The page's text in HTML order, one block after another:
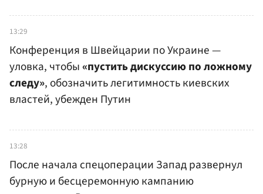
13:29
Конференция в Швейцарии по Украине —
уловка, чтобы «пустить дискуссию по ложному
следу», обозначить легитимность киевских
властей, убежден Путин
13:28
После начала спецоперации Запад развернул
бурную и бесцеремонную кампанию